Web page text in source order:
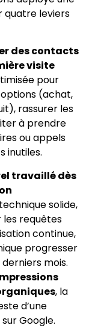
quatre leviers
des contacts
visite
pour
(achat,
rassurer les
à prendre
ou appels
inutiles.
travaillé dès
solide,
les requêtes
continue,
progresser
mois.
, la
d’une
Google.